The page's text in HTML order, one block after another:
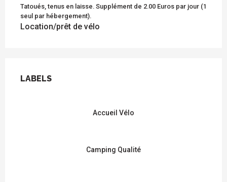
Tatoués, tenus en laisse. Supplément de 2.00 Euros par jour (1
seul par hébergement).
Location/prêt de vélo
LABELS
LABELS
Accueil Vélo
Camping Qualité